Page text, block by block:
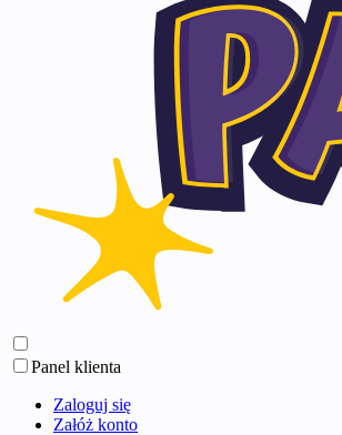
Panel klienta
Zaloguj się
Załóż konto